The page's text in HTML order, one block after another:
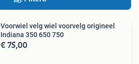
Voorwiel velg wiel voorvelg origineel
Indiana 350 650 750
€ 75,00